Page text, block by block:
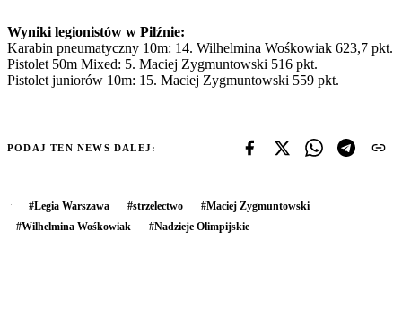
Wyniki legionistów w Pilźnie:
Karabin pneumatyczny 10m: 14. Wilhelmina Wośkowiak 623,7 pkt.
Pistolet 50m Mixed: 5. Maciej Zygmuntowski 516 pkt.
Pistolet juniorów 10m: 15. Maciej Zygmuntowski 559 pkt.
PODAJ TEN NEWS DALEJ:
#Legia Warszawa #strzelectwo #Maciej Zygmuntowski
#Wilhelmina Wośkowiak #Nadzieje Olimpijskie